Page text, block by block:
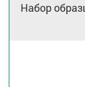
Набор